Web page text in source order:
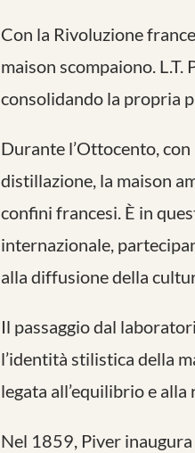
Con la Rivoluzione
maison scompaiono.
consolidando la propria
Durante l’Ottocento, con
distillazione, la maison
confini francesi. È in
internazionale,
alla diffusione della
Il passaggio dal
l’identità stilistica della
legata all’equilibrio e
Nel 1859, Piver